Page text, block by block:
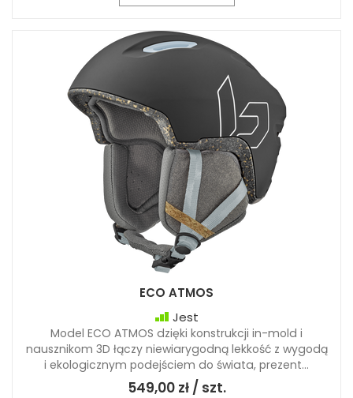
ECO ATMOS
Jest
Model ECO ATMOS dzięki konstrukcji in-mold i
nausznikom 3D łączy niewiarygodną lekkość z wygodą
i ekologicznym podejściem do świata, prezent...
549,00 zł / szt.